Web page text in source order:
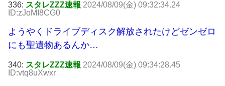
336: スタレZZZ速報 2024/08/09(金) 09:32:34.24
ID:zJoMI8CG0
ようやくドライブディスク解放されたけどゼンゼロ
にも聖遺物あるんか…
340: スタレZZZ速報 2024/08/09(金) 09:34:28.45
ID:vtq8uXwxr